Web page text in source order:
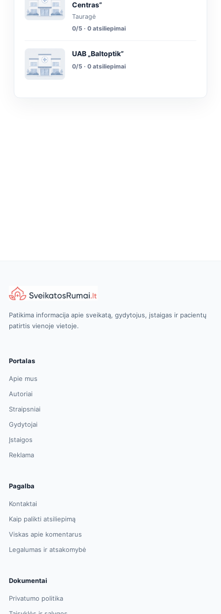
Centras”
Tauragė
0/5 · 0 atsiliepimai
UAB „Baltoptik”
0/5 · 0 atsiliepimai
Patikima informacija apie sveikatą, gydytojus, įstaigas ir pacientų
patirtis vienoje vietoje.
Portalas
Apie mus
Autoriai
Straipsniai
Gydytojai
Įstaigos
Reklama
Pagalba
Kontaktai
Kaip palikti atsiliepimą
Viskas apie komentarus
Legalumas ir atsakomybė
Dokumentai
Privatumo politika